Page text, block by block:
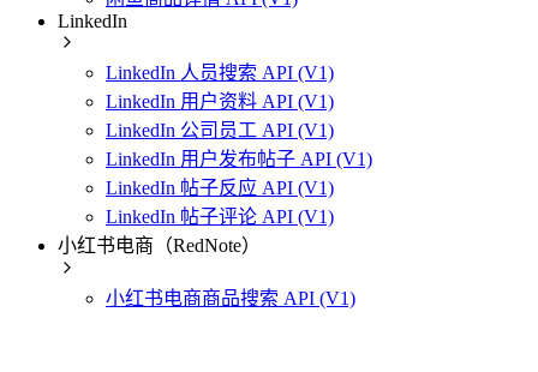
LinkedIn
LinkedIn 人员搜索 API (V1)
LinkedIn 用户资料 API (V1)
LinkedIn 公司员工 API (V1)
LinkedIn 用户发布帖子 API (V1)
LinkedIn 帖子反应 API (V1)
LinkedIn 帖子评论 API (V1)
小红书电商（RedNote）
小红书电商商品搜索 API (V1)